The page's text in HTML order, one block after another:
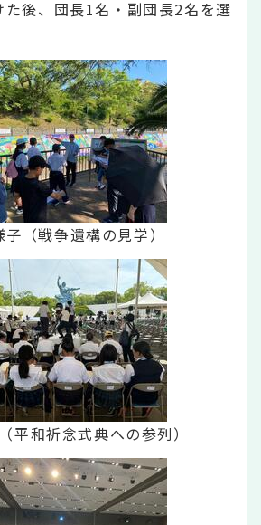
た後、団長1名・副団長2名を選
（戦争遺構の見学）
平和祈念式典への参列）